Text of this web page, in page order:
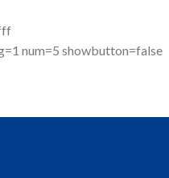
num=5 showbutton=false